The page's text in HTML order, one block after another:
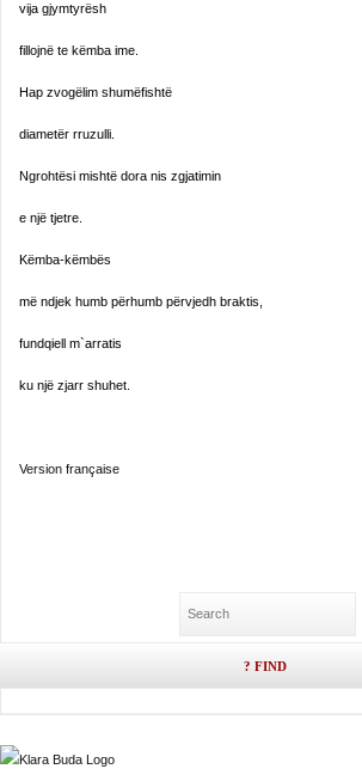
vija gjymtyrësh
fillojnë te këmba ime.
Hap zvogëlim shumëfishtë
diametër rruzulli.
Ngrohtësi mishtë dora nis zgjatimin
e një tjetre.
Këmba-këmbës
më ndjek humb përhumb përvjedh braktis,
fundqiell m`arratis
ku një zjarr shuhet.
Version française